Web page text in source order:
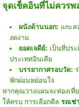
จุดเช็คอินที่ไม่ควรพ
ผนังด้านนอก: แกะส
งดงาม
ยอดเจดีย์: เป็นที่ปร
ประเทศอินเดีย
บรรยากาศรอบวัด:
พักผ่อนหย่อนใจ
หากคุณวางแผนจะท่องเที่
ให้ครบ การเลือกดีล รถเช่